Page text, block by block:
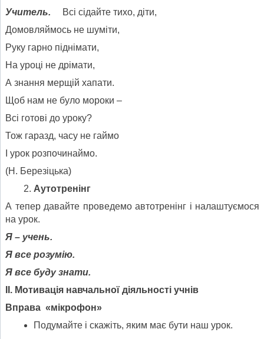
Учитель. Всі сідайте тихо, діти,
Домовляймось не шуміти,
Руку гарно піднімати,
На уроці не дрімати,
А знання мерщій хапати.
Щоб нам не було мороки –
Всі готові до уроку?
Тож гаразд, часу не гаймо
І урок розпочинаймо.
(Н. Березіцька)
Аутотренінг
А тепер давайте проведемо автотренінг і налаштуємося
на урок.
Я – учень.
Я все розумію.
Я все буду знати.
ІІ. Мотивація навчальної діяльності учнів
Вправа «мікрофон»
Подумайте і скажіть, яким має бути наш урок.